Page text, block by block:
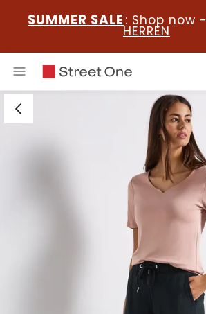
SUMMER SALE : Shop now -
HERREN